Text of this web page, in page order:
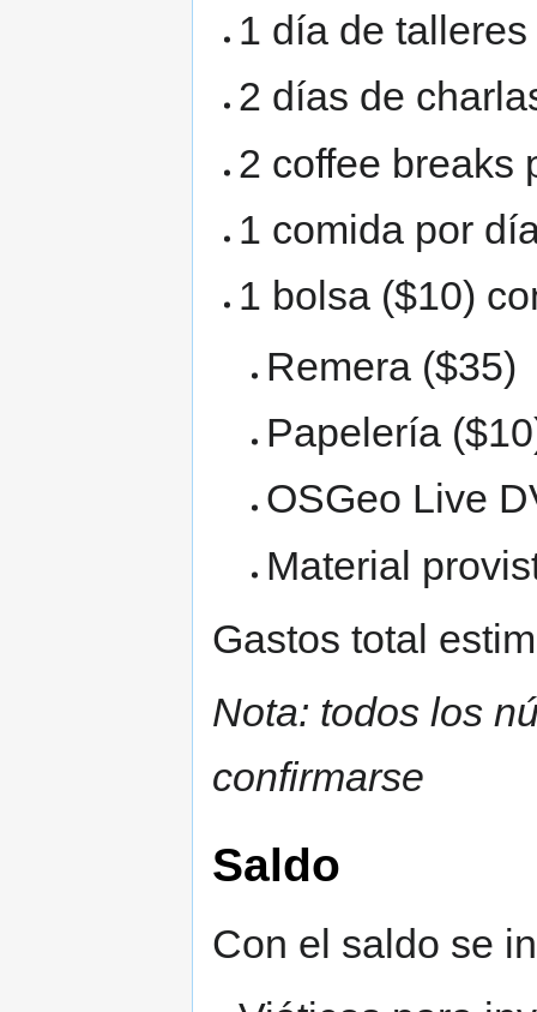
1 día de
2 días de
2 coffee breaks
1 comida por
1 bolsa ($10)
Remera ($35)
Papelería
OSGeo Live
Material
Gastos total
Nota: todos los
confirmarse
Saldo
Con el saldo se